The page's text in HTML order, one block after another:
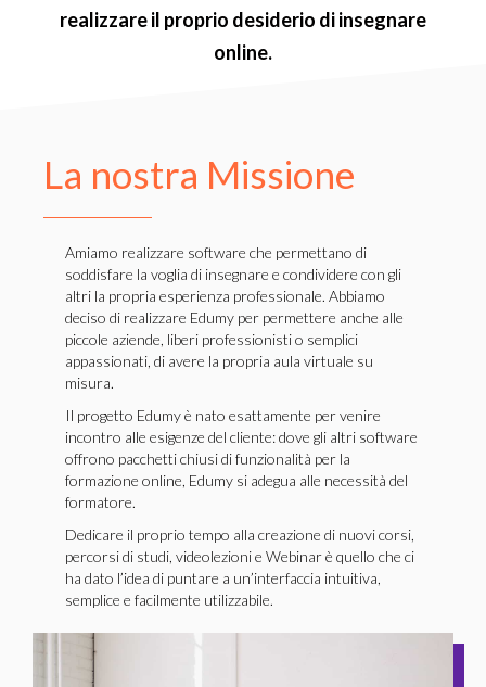
realizzare il proprio desiderio di insegnare
online.
La nostra Missione
Amiamo realizzare software che permettano di
soddisfare la voglia di insegnare e condividere con gli
altri la propria esperienza professionale. Abbiamo
deciso di realizzare Edumy per permettere anche alle
piccole aziende, liberi professionisti o semplici
appassionati, di avere la propria aula virtuale su
misura.
Il progetto Edumy è nato esattamente per venire
incontro alle esigenze del cliente: dove gli altri software
offrono pacchetti chiusi di funzionalità per la
formazione online, Edumy si adegua alle necessità del
formatore.
Dedicare il proprio tempo alla creazione di nuovi corsi,
percorsi di studi, videolezioni e Webinar è quello che ci
ha dato l’idea di puntare a un’interfaccia intuitiva,
semplice e facilmente utilizzabile.